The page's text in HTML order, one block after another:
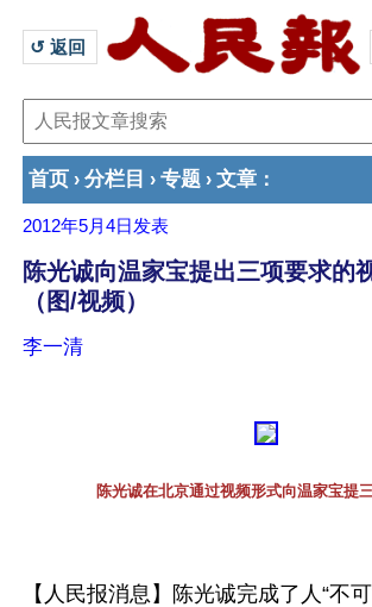
↺ 返回
首页 › 分栏目 › 专题 › 文章 ：
2012年5月4日 发表
陈光诚向温家宝提出三项要求的
（图/视频）
李一清
陈光诚在北京通过视频形式向温家宝提三
【人民报消息】陈光诚完成了人“不